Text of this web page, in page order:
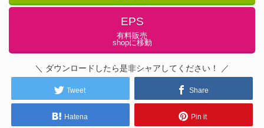
EPS
有料販売
shopに移動
＼ ダウンロードしたら是非シャアしてください！ ／
Tweet Share
Hatena Pin it